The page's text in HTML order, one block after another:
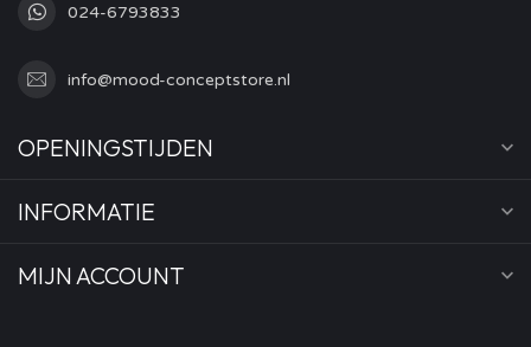
024-6793833
info@mood-conceptstore.nl
OPENINGSTIJDEN
INFORMATIE
MIJN ACCOUNT